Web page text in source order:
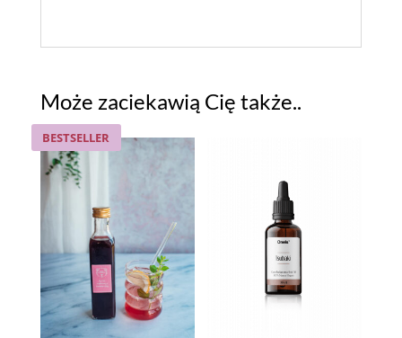
Może zaciekawią Cię także..
BESTSELLER